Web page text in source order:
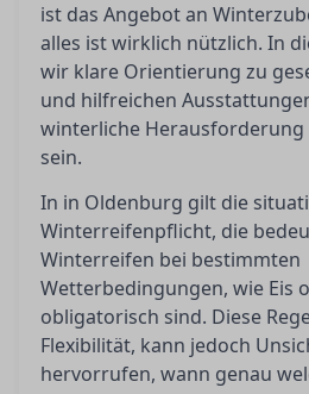
ist das Angebot an
alles ist wirklich nützlich. In
wir klare Orientierung zu
und hilfreichen
winterliche Herausforderung
sein.
In in Oldenburg gilt die
Winterreifenpflicht, die
Winterreifen bei bestimmten
Wetterbedingungen, wie Eis
obligatorisch sind. Diese
Flexibilität, kann jedoch
hervorrufen, wann genau